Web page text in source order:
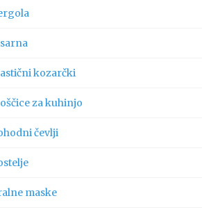
kozarčki
za kuhinjo
čevlji
maske